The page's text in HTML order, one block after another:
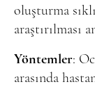
oluşturma
araştırılması
Yöntemler:
arasında